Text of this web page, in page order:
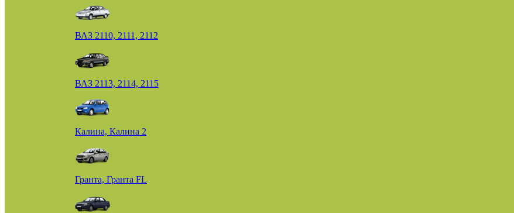
ВАЗ 2110, 2111, 2112
ВАЗ 2113, 2114, 2115
Калина, Калина 2
Гранта, Гранта FL